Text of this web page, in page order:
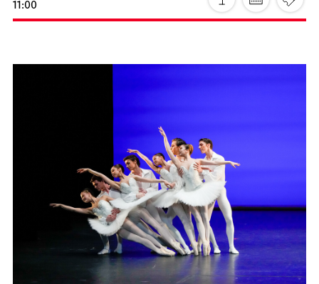
Staatsorchester StuttgartLiederhalle, Beethovensaal
3. Sinfonie­konzert
06.12.2026